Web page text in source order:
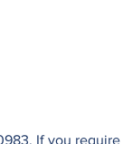
If you